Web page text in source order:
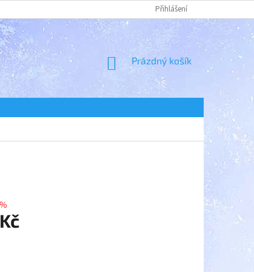
Přihlášení
NÁKUPNÍ
KOŠÍK
Prázdný košík